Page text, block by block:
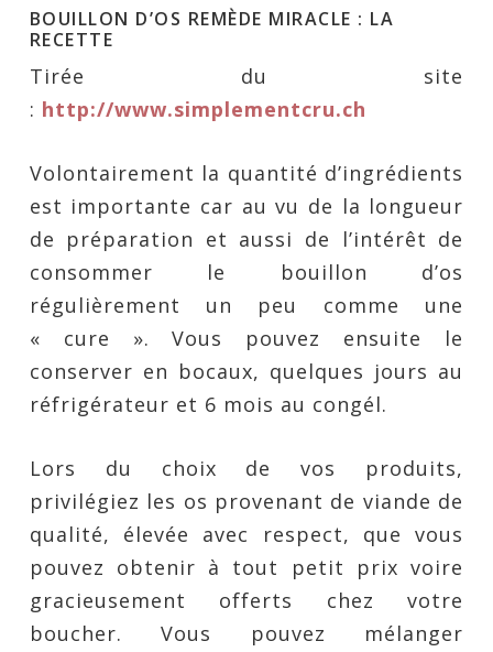
BOUILLON D’OS REMÈDE MIRACLE : LA
RECETTE
Tirée du site
: http://www.simplementcru.ch
Volontairement la quantité d’ingrédients
est importante car au vu de la longueur
de préparation et aussi de l’intérêt de
consommer le bouillon d’os
régulièrement un peu comme une
« cure ». Vous pouvez ensuite le
conserver en bocaux, quelques jours au
réfrigérateur et 6 mois au congél.
Lors du choix de vos produits,
privilégiez les os provenant de viande de
qualité, élevée avec respect, que vous
pouvez obtenir à tout petit prix voire
gracieusement offerts chez votre
boucher. Vous pouvez mélanger